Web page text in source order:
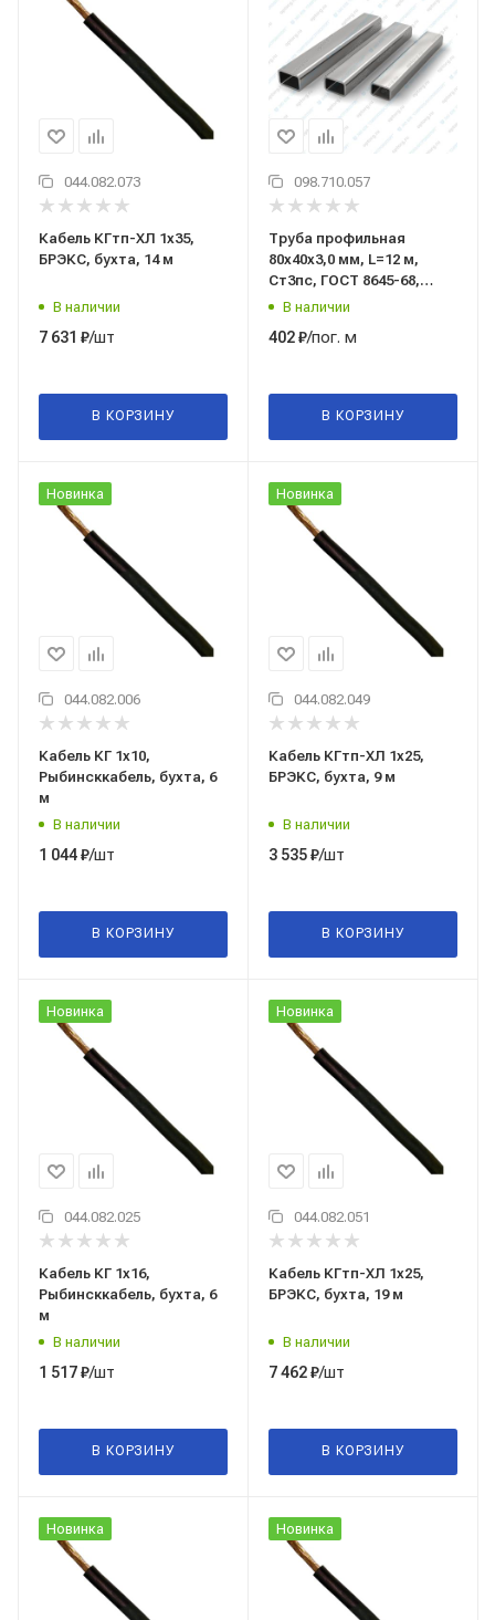
044.082.073
Кабель КГтп-ХЛ 1x35,
БРЭКС, бухта, 14 м
В наличии
7 631 ₽/шт
В КОРЗИНУ
098.710.057
Труба профильная
80x40x3,0 мм, L=12 м,
Ст3пс, ГОСТ 8645-68,
ГОСТ 13663-86, (теор.
В наличии
402₽/пог. м
В КОРЗИНУ
Новинка
044.082.006
Кабель КГ 1x10,
Рыбинсккабель, бухта, 6
м
В наличии
1 044₽/шт
В КОРЗИНУ
Новинка
044.082.049
Кабель КГтп-ХЛ 1x25,
БРЭКС, бухта, 9 м
В наличии
3 535₽/шт
В КОРЗИНУ
Новинка
044.082.025
Кабель КГ 1x16,
Рыбинсккабель, бухта, 6
м
В наличии
1 517₽/шт
В КОРЗИНУ
Новинка
044.082.051
Кабель КГтп-ХЛ 1x25,
БРЭКС, бухта, 19 м
В наличии
7 462₽/шт
В КОРЗИНУ
Новинка Новинка